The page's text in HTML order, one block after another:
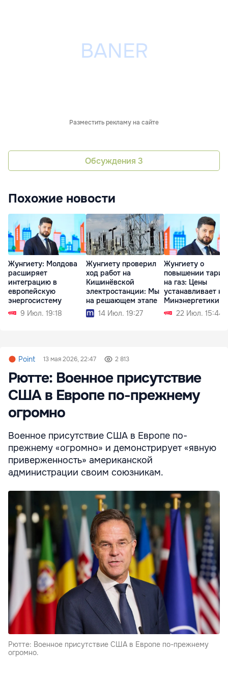
Разместить рекламу на сайте
Обсуждения 3
Похожие новости
Жунгиету: Молдова
расширяет
интеграцию в
европейскую
энергосистему
9 Июл. 19:18
Жунгиету проверил
ход работ на
Кишинёвской
электростанции: Мы
на решающем этапе
14 Июл. 19:27
Жунгиету о
повышении
на газ: Цены
устанавливает не
Минэнергетики
22 Июл. 15:44
Point 13 мая 2026, 22:47 2 813
Рютте: Военное присутствие
США в Европе по-прежнему
огромно
Военное присутствие США в Европе по-
прежнему «огромно» и демонстрирует «явную
приверженность» американской
администрации своим союзникам.
Рютте: Военное присутствие США в Европе по-прежнему
огромно.